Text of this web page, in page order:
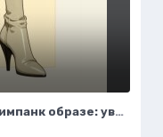
Искусная изобретательница в стимпанк образе: уверенность и элегантность в деталях. Нейросеть Flux